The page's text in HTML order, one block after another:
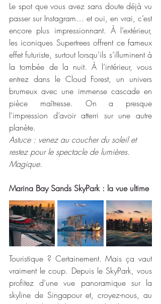
Le spot que vous avez sans doute déjà vu
passer sur Instagram… et oui, en vrai, c’est
encore plus impressionnant. À l’extérieur,
les iconiques Supertrees offrent ce fameux
effet futuriste, surtout lorsqu’ils s’illuminent à
la tombée de la nuit. À l’intérieur, vous
entrez dans le Cloud Forest, un univers
brumeux avec une immense cascade en
pièce maîtresse. On a presque
l’impression d’avoir atterri sur une autre
planète.
Astuce : venez au coucher du soleil et
restez pour le spectacle de lumières.
Magique.
Marina Bay Sands SkyPark : la vue ultime
Touristique ? Certainement. Mais ça vaut
vraiment le coup. Depuis le SkyPark, vous
profitez d’une vue panoramique sur la
skyline de Singapour et, croyez-nous, au